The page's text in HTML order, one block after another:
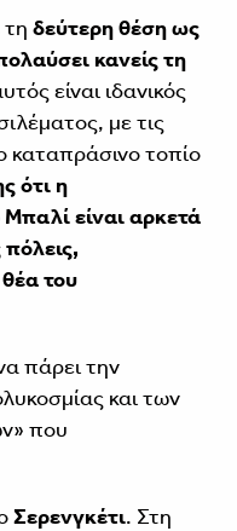
δεύτερη θέση ως
κανείς τη
είναι ιδανικός
με τις
καταπράσινο τοπίο
ότι η
είναι αρκετά
του
πάρει την
και των
που
Σερενγκέτι. Στη